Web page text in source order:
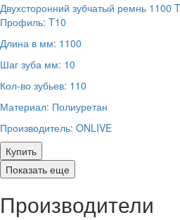
Двухсторонний зубчатый ремнь 1100
Профиль: T10
Длина в мм: 1100
Шаг зуба мм: 10
Кол-во зубьев: 110
Материал: Полиуретан
Производитель: ONLIVE
Купить
Показать еще
Производители